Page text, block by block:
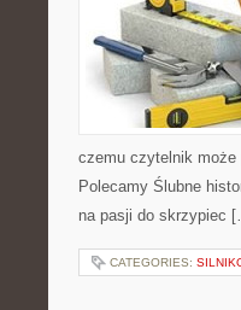
czemu czytelnik może
Polecamy Ślubne
na pasji do skrzypiec
CATEGORIES: